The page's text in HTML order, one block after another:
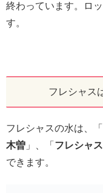
終わっています。ロ
す。
フレシャス
フレシャスの水は、「
木曽 」、「 フレシャ
できます。